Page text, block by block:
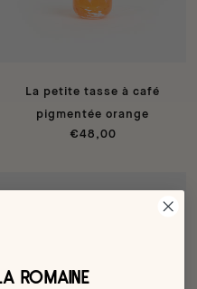
La petite tasse à café
pigmentée orange
€48,00
ROMAINE